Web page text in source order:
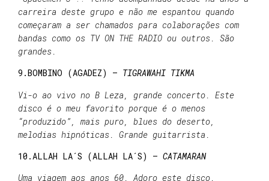
carreira deste grupo e não me espantou quando
começaram a ser chamados para colaborações com
bandas como os TV ON THE RADIO ou outros. São
grandes.
9.BOMBINO (AGADEZ) – TIGRAWAHI TIKMA
Vi-o ao vivo no B Leza, grande concerto. Este
disco é o meu favorito porque é o menos
“produzido”, mais puro, blues do deserto,
melodias hipnóticas. Grande guitarrista.
10.ALLAH LA´S (ALLAH LA´S) – CATAMARAN
Uma viagem aos anos 60. Adoro este disco.